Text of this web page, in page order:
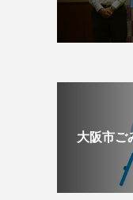
大阪市ご